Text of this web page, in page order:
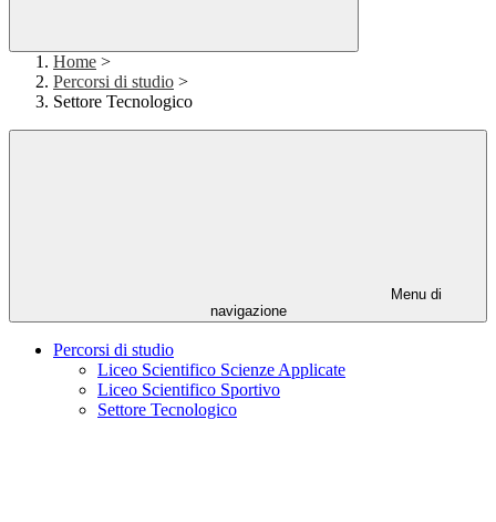
Home >
Percorsi di studio >
Settore Tecnologico
Menu di
navigazione
Percorsi di studio
Liceo Scientifico Scienze Applicate
Liceo Scientifico Sportivo
Settore Tecnologico